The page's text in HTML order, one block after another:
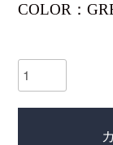
COLOR：